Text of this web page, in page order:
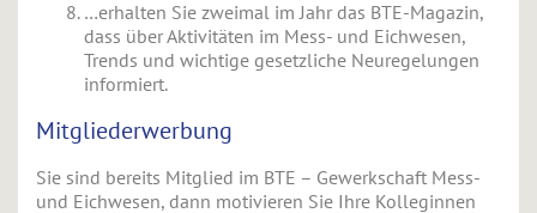
…erhalten Sie zweimal im Jahr das BTE-Magazin,
dass über Aktivitäten im Mess- und Eichwesen,
Trends und wichtige gesetzliche Neuregelungen
informiert.
Mitgliederwerbung
Sie sind bereits Mitglied im BTE – Gewerkschaft Mess-
und Eichwesen, dann motivieren Sie Ihre Kolleginnen